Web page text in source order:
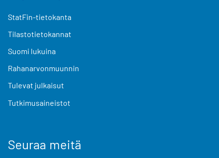
StatFin-tietokanta
Tilastotietokannat
Suomi lukuina
Rahanarvonmuunnin
Tulevat julkaisut
Tutkimusaineistot
Seuraa meitä